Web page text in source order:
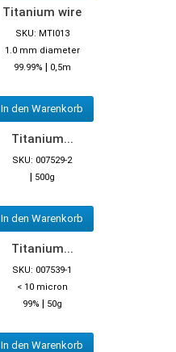
Titanium wire
SKU: MTI013
1.0 mm diameter
99.99% | 0,5m
In den Warenkorb
Titanium...
SKU: 007529-2
| 500g
In den Warenkorb
Titanium...
SKU: 007539-1
< 10 micron
99% | 50g
In den Warenkorb